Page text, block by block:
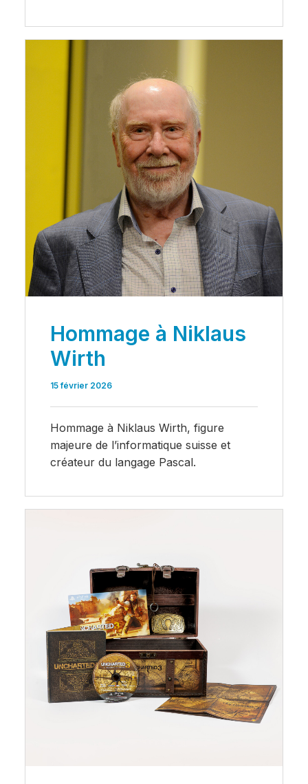
Hommage à Niklaus
Wirth
15 février 2026
Hommage à Niklaus Wirth, figure
majeure de l’informatique suisse et
créateur du langage Pascal.